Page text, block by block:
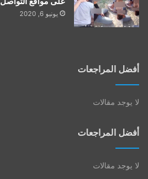
يونيو 6, 2020
أفضل المراجعات
لا يوجد مقالات
أفضل المراجعات
لا يوجد مقالات